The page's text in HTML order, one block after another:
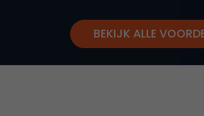
BEKIJK ALLE